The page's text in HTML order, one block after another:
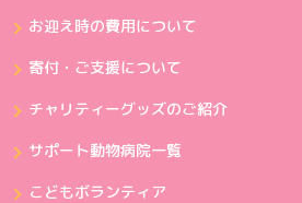
お迎え時の費用について
寄付・ご支援について
チャリティーグッズのご紹介
サポート動物病院一覧
こどもボランティア